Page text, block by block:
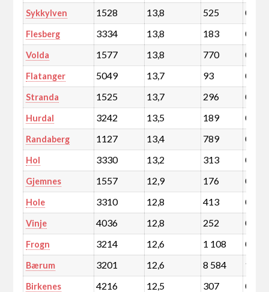
Sykkylven 1528 13,8 525 0,1
Flesberg 3334 13,8 183 0,0
Volda 1577 13,8 770 0,1
Flatanger 5049 13,7 93 0,0
Stranda 1525 13,7 296 0,1
Hurdal 3242 13,5 189 0,0
Randaberg 1127 13,4 789 0,1
Hol 3330 13,2 313 0,1
Gjemnes 1557 12,9 176 0,0
Hole 3310 12,8 413 0,1
Vinje 4036 12,8 252 0,0
Frogn 3214 12,6 1 108 0,2
Bærum 3201 12,6 8 584 1,5
Birkenes 4216 12,5 307 0,1